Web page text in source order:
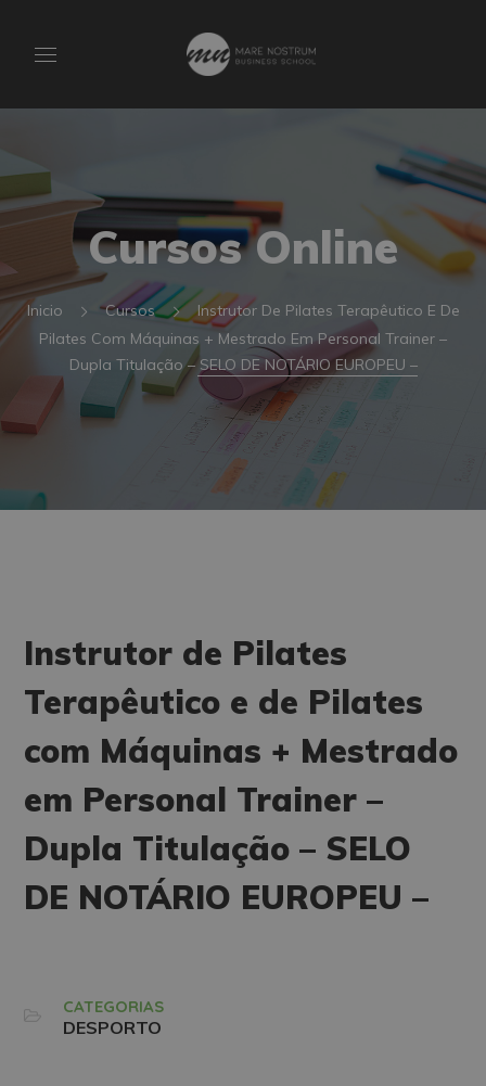
Cursos Online
Inicio Cursos
Instrutor De Pilates Terapêutico E De
Pilates Com Máquinas + Mestrado Em Personal Trainer –
Dupla Titulação – SELO DE NOTÁRIO EUROPEU –
Instrutor de Pilates
Terapêutico e de Pilates
com Máquinas + Mestrado
em Personal Trainer –
Dupla Titulação – SELO
DE NOTÁRIO EUROPEU –
CATEGORIAS
DESPORTO